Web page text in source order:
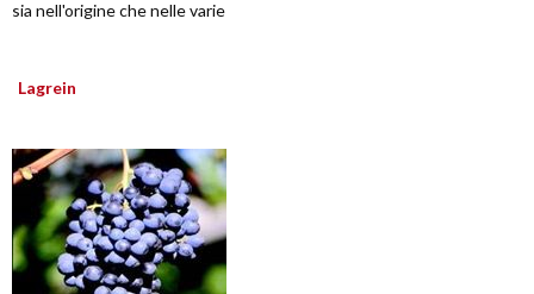
sia nell'origine che nelle varie
Lagrein